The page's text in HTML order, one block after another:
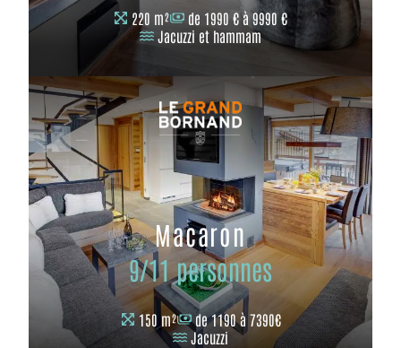
220 m²
de 1990 € à 9990 €
Jacuzzi et hammam
Macaron
9/11 personnes
150 m²
de 1190 à 7390€
Jacuzzi